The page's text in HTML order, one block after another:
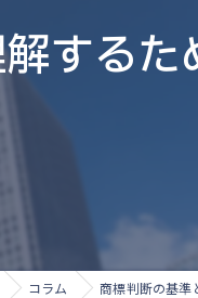
登録
する
コラム 商標判断の基準